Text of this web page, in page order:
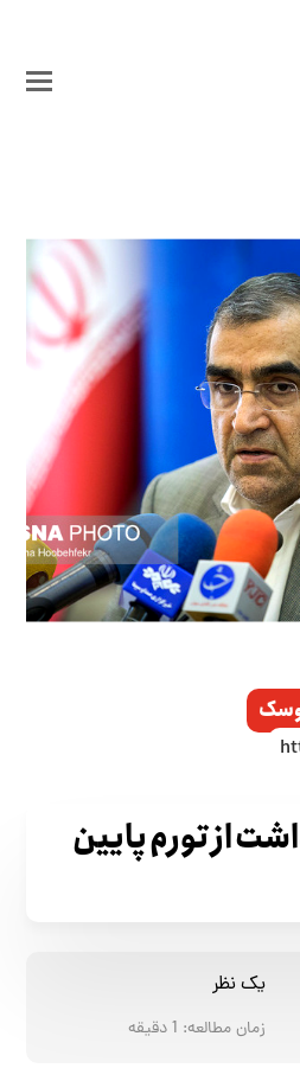
از تورم پایین
یک نظر
زمان مطالعه: 1دقیقه